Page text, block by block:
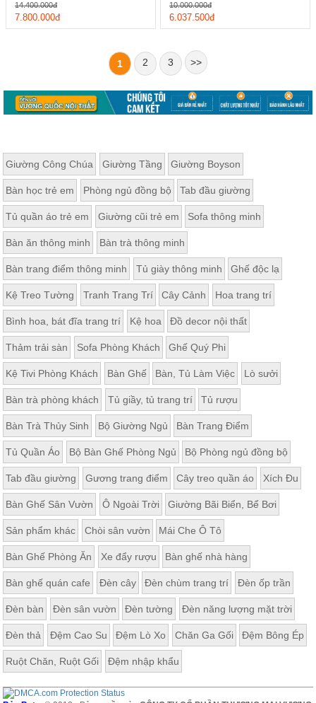
7.800.000đ
14.400.000đ
6.037.500đ
10.000.000đ
1 2 3 >>
Giường Công Chúa Giường Tầng Giường Boyson
Bàn học trẻ em Phòng ngủ đồng bộ Tab đầu giường
Tủ quần áo trẻ em Giường cũi trẻ em Sofa thông minh
Bàn ăn thông minh Bàn trà thông minh
Bàn trang điểm thông minh Tủ giày thông minh Ghế độc lạ
Kệ Treo Tường Tranh Trang Trí Cây Cảnh Hoa trang trí
Bình hoa, bát đĩa trang trí Kệ hoa Đồ decor nội thất
Thảm trải sàn Sofa Phòng Khách Ghế Quý Phi
Kệ Tivi Phòng Khách Bàn Ghế Bàn, Tủ Làm Việc Lò sưởi
Bàn trà phòng khách Tủ giầy, tủ trang trí Tủ rượu
Bàn Trà Thủy Sinh Bộ Giường Ngủ Bàn Trang Điểm
Tủ Quần Áo Bộ Bàn Ghế Phòng Ngủ Bộ Phòng ngủ đồng bộ
Tab đầu giường Gương trang điểm Cây treo quần áo Xích Đu
Bàn Ghế Sân Vườn Ô Ngoài Trời Giường Bãi Biển, Bể Bơi
Sản phẩm khác Chòi sân vườn Mái Che Ô Tô
Bàn Ghế Phòng Ăn Xe đẩy rượu Bàn ghế nhà hàng
Bàn ghế quán cafe Đèn cây Đèn chùm trang trí Đèn ốp trần
Đèn bàn Đèn sân vườn Đèn tường Đèn năng lượng mặt trời
Đèn thả Đệm Cao Su Đệm Lò Xo Chăn Ga Gối Đệm Bông Ép
Ruột Chăn, Ruột Gối Đệm nhập khẩu